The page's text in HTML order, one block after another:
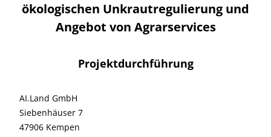
ökologischen Unkrautregulierung und
Angebot von Agrarservices
Projektdurchführung
AI.Land GmbH
Siebenhäuser 7
47906 Kempen